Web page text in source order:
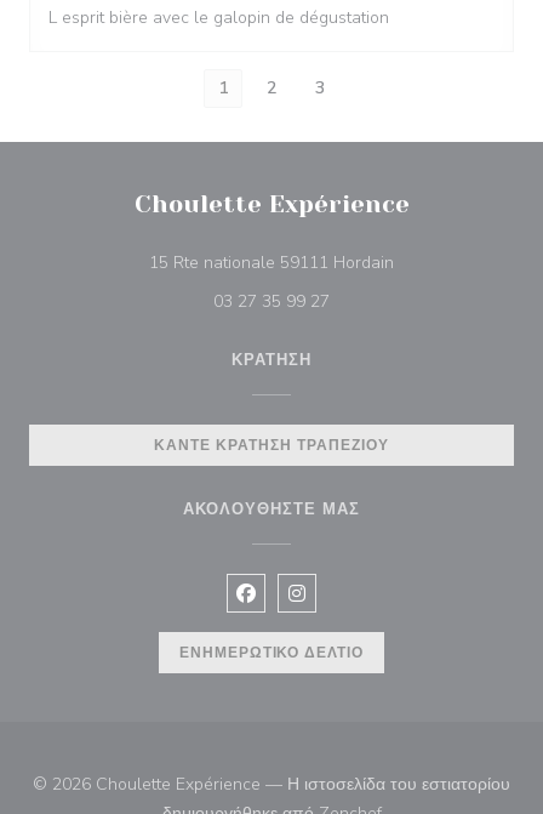
L esprit bière avec le galopin de dégustation
1 2 3
Choulette Expérience
15 Rte nationale 59111 Hordain
03 27 35 99 27
ΚΡΆΤΗΣΗ
ΚΆΝΤΕ ΚΡΆΤΗΣΗ ΤΡΑΠΕΖΙΟΎ
ΑΚΟΛΟΥΘΉΣΤΕ ΜΑΣ
Facebook ((ανοίγει σε νέο
Instagram ((ανοίγει σε νέο
ΕΝΗΜΕΡΩΤΙΚΌ ΔΕΛΤΊΟ
© 2026 Choulette Expérience — Η ιστοσελίδα του εστιατορίου